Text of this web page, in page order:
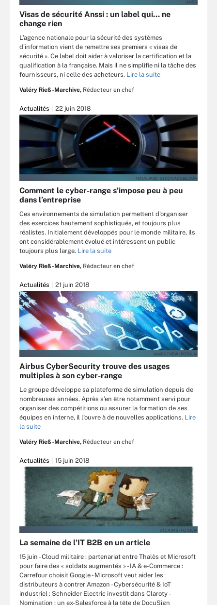
ANSSI
Visas de sécurité Anssi : un label qui… ne
change rien
L’agence nationale pour la sécurité des systèmes
d’information vient de remettre ses premiers « visas de
sécurité ». Ce label doit aider à valoriser la certification et la
qualification à la française. Mais il ne simplifie ni la tâche des
fournisseurs, ni celle des acheteurs. Lire la suite
Valéry Rieß-Marchive, Rédacteur en chef
Actualités 22 juin 2018
NATALIA80 - STOCK.ADOBE.COM
Comment le cyber-range s’impose peu à peu
dans l’entreprise
Ces environnements de simulation permettent d'organiser
des exercices hautement sophistiqués, et toujours plus
réalistes. Initialement développés pour le monde militaire, ils
ont considérablement évolué et intéressent un public
toujours plus large. Lire la suite
Valéry Rieß-Marchive, Rédacteur en chef
Actualités 21 juin 2018
JAMES THEW - FOTOLIA
Airbus CyberSecurity trouve des usages
multiples à son cyber-range
Le groupe développe sa plateforme de simulation depuis de
nombreuses années. Après s’en être notamment servi pour
organiser des compétitions ou assurer la formation de ses
équipes en interne, il l’ouvre à de nouvelles applications. Lire
la suite
Valéry Rieß-Marchive, Rédacteur en chef
Actualités 15 juin 2018
JR CASAS - FOTOLIA
La semaine de l’IT B2B en un article
15 juin - Cloud militaire : partenariat entre Thalès et Microsoft
pour faire des « soldats augmentés » - IA & e-Commerce :
Carrefour choisit Google - Microsoft veut aider les
distributeurs à contrer Amazon - Cybersécurité & IoT
industriel : Schneider Electric investit dans Claroty -
Nomination : un ex-Salesforce à la tête de DocuSign